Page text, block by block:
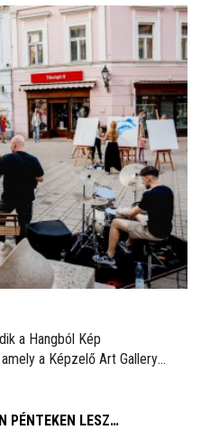
a Hangból Kép
a Képzelő Art Gallery
valósul meg a
PÉNTEKEN LESZ